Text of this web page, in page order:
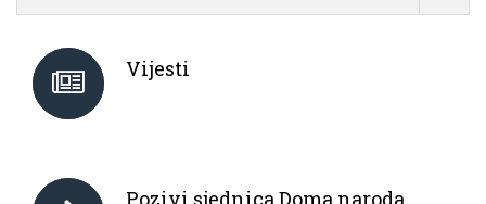
Vijesti
Pozivi sjednica Doma naroda